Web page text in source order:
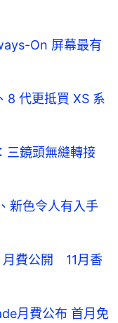
On 屏幕最有
代更抵買 XS 系
三鏡頭無縫轉接
新色令人有入手
月費公開 11月香
月費公布 首月免